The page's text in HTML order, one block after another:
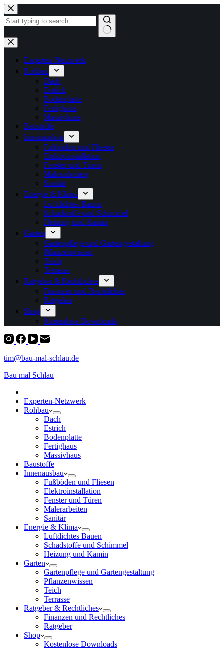
Zum
Inhalt
springen
Keine
Ergebnisse
Experten-Netzwerk
Rohbau
Dach
Estrich
Bodenplatte
Fertighaus
Massivhaus
Baustoffe
Innenausbau
Fußböden und Fliesen
Elektroinstallation
Fenster und Türen
Malerarbeiten
Sanitär
Energie & Klima
Luftdichtes Bauen
Schadstoffe und Schimmel
Heizung und Kamin
Garten
Gartenpflege und Gartengestaltung
Pflanzenwissen
Teich
Terrasse
Ratgeber & Rechtliches
Finanzen und Rechtliches
Ratgeber
Shop
Kostenlose Downloads
tim@bau-mal-schlau.de
Bau mal Schlau
Experten-Netzwerk
Rohbau
Dach
Estrich
Bodenplatte
Fertighaus
Massivhaus
Baustoffe
Innenausbau
Fußböden und Fliesen
Elektroinstallation
Fenster und Türen
Malerarbeiten
Sanitär
Energie & Klima
Luftdichtes Bauen
Schadstoffe und Schimmel
Heizung und Kamin
Garten
Gartenpflege und Gartengestaltung
Pflanzenwissen
Teich
Terrasse
Ratgeber & Rechtliches
Finanzen und Rechtliches
Ratgeber
Shop
Kostenlose Downloads